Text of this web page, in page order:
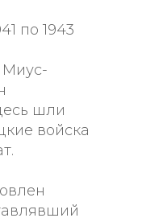
по 1943
Миус-
шли
войска